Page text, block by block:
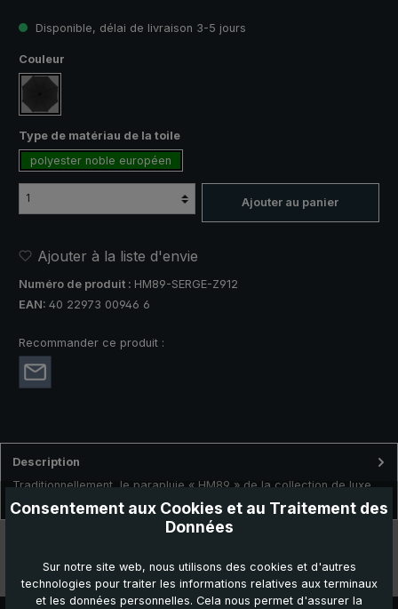
Disponible, délai de livraison 3-5 jours
Sélectionnez
Couleur
noir
Sélectionnez
Type de matériau de la toile
polyester noble européen
Ajouter au panier
Ajouter à la liste d'envie
Numéro de produit : HM89-SERGE-Z912
EAN: 40 22973 00946 6
Recommander ce produit :
Description
Traditionnellement, le parapluie « HM89 » de la collection de luxe
brillant® est fabriqué délicatement à la main en Allemagn… Plus
Caractéristiques
Consentement aux Cookies et au Traitement des
Données
Sur notre site web, nous utilisons des cookies et d'autres
technologies pour traiter les informations relatives aux terminaux
et les données personnelles. Cela nous permet d'assurer la